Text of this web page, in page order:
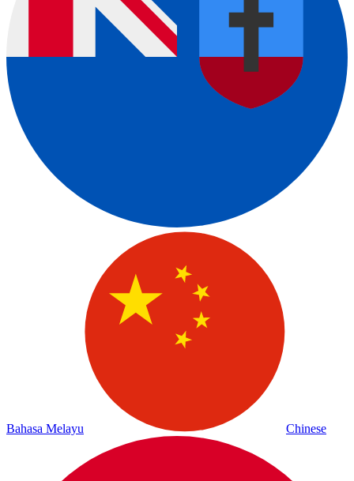
Bahasa Melayu Chinese